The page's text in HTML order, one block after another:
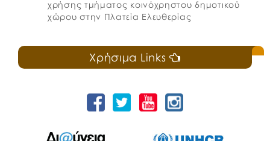
χρήσης τμήματος κοινόχρηστου δημοτικού
χώρου στην Πλατεία Ελευθερίας
Χρήσιμα Links